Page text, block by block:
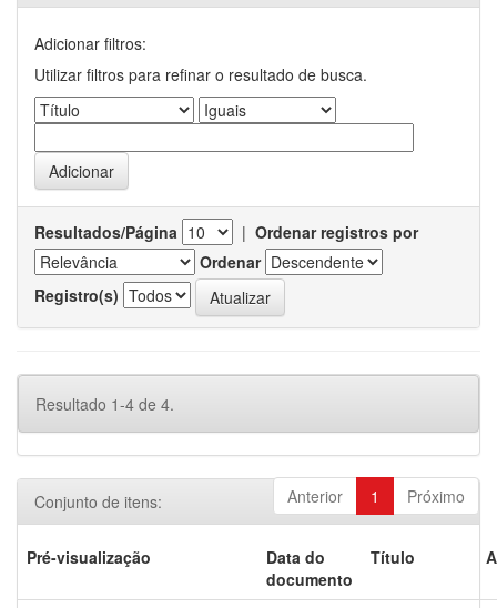
Adicionar filtros:
Utilizar filtros para refinar o resultado de busca.
Resultados/Página | Ordenar registros por
Ordenar
Registro(s)
Resultado 1-4 de 4.
Anterior 1 Próximo
Conjunto de itens:
Pré-visualização
Data do
documento
Título